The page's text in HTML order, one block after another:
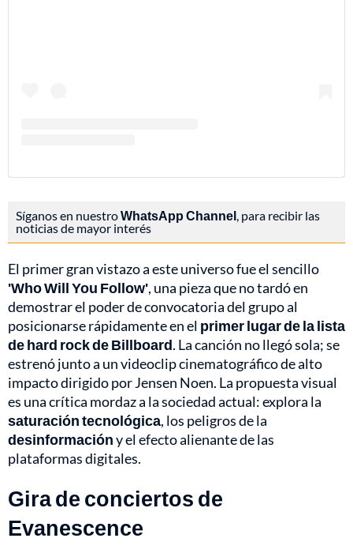
Síganos en nuestroWhatsApp Channel, para recibir las
noticias de mayor interés
El primer gran vistazo a este universo fue el sencillo
'Who Will You Follow', una pieza que no tardó en
demostrar el poder de convocatoria del grupo al
posicionarse rápidamente en el primer lugar de la lista
de hard rock de Billboard. La canción no llegó sola; se
estrenó junto a un videoclip cinematográfico de alto
impacto dirigido por Jensen Noen. La propuesta visual
es una crítica mordaz a la sociedad actual: explora la
saturación tecnológica, los peligros de la
desinformacióny el efecto alienante de las
plataformas digitales.
Gira de conciertos de
Evanescence